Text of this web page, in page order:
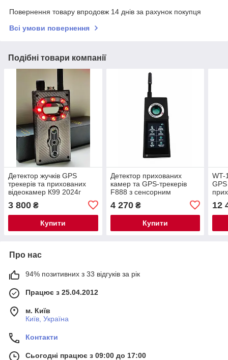
Повернення товару впродовж 14 днів за рахунок покупця
Всі умови повернення
Подібні товари компанії
Детектор жучків GPS
трекерів та прихованих
відеокамер К99 2024г
3 800 ₴
Купити
Детектор прихованих
камер та GPS-трекерів
F888 з сенсорним
аналізом сигналів та
функцією Touch Alarm
4 270₴
Купити
WT-
GPS
12
Про нас
94% позитивних з 33 відгуків за рік
Працює з 25.04.2012
м. Київ
Київ, Україна
Контакти
Сьогодні працює з 09:00 до 17:00